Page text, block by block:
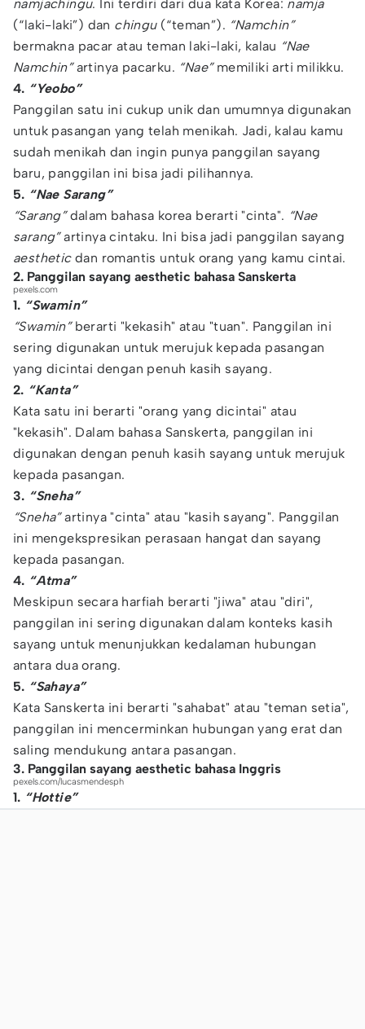
namjachingu. Ini terdiri dari dua kata Korea: namja
(“laki-laki”) dan chingu(“teman”). “Namchin”
bermakna pacar atau teman laki-laki, kalau “Nae
Namchin”artinya pacarku. “Nae”memiliki arti milikku.
4. “Yeobo”
Panggilan satu ini cukup unik dan umumnya digunakan
untuk pasangan yang telah menikah. Jadi, kalau kamu
sudah menikah dan ingin punya panggilan sayang
baru, panggilan ini bisa jadi pilihannya.
5. “Nae Sarang”
“Sarang”dalam bahasa korea berarti "cinta". “Nae
sarang”artinya cintaku. Ini bisa jadi panggilan sayang
aestheticdan romantis untuk orang yang kamu cintai.
2. Panggilan sayang aesthetic bahasa Sanskerta
pexels.com
1. “Swamin”
“Swamin”berarti "kekasih" atau "tuan". Panggilan ini
sering digunakan untuk merujuk kepada pasangan
yang dicintai dengan penuh kasih sayang.
2. “Kanta”
Kata satu ini berarti "orang yang dicintai" atau
"kekasih". Dalam bahasa Sanskerta, panggilan ini
digunakan dengan penuh kasih sayang untuk merujuk
kepada pasangan.
3. “Sneha”
“Sneha”artinya "cinta" atau "kasih sayang". Panggilan
ini mengekspresikan perasaan hangat dan sayang
kepada pasangan.
4. “Atma”
Meskipun secara harfiah berarti "jiwa" atau "diri",
panggilan ini sering digunakan dalam konteks kasih
sayang untuk menunjukkan kedalaman hubungan
antara dua orang.
5. “Sahaya”
Kata Sanskerta ini berarti "sahabat" atau "teman setia",
panggilan ini mencerminkan hubungan yang erat dan
saling mendukung antara pasangan.
3. Panggilan sayang aesthetic bahasa Inggris
pexels.com/lucasmendesph
1. “Hottie”